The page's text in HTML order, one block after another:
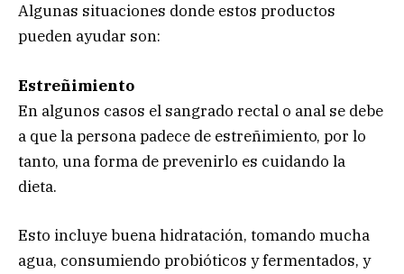
Algunas situaciones donde estos productos
pueden ayudar son:
Estreñimiento
En algunos casos el sangrado rectal o anal se debe
a que la persona padece de estreñimiento, por lo
tanto, una forma de prevenirlo es cuidando la
dieta.
Esto incluye buena hidratación, tomando mucha
agua, consumiendo probióticos y fermentados, y